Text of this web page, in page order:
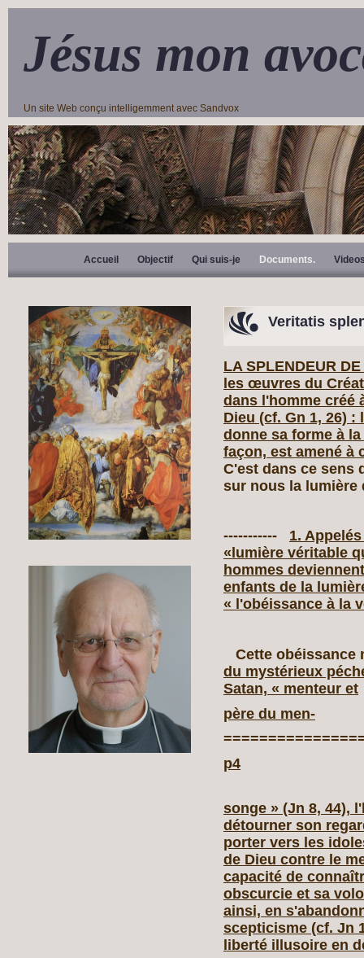
Jésus mon
Un site Web conçu intelligemment avec Sandvox
Accueil Objectif Qui suis-je Documents.
Veritatis
LA SPLENDEUR
les œuvres du
dans l'homme créé
Dieu (cf. Gn 1, 26)
donne sa forme à
façon, est amené à
C'est dans ce sens
sur nous la lumière
----------- 1.
«lumière véritable
hommes
enfants de la
« l'obéissance à la
Cette obéissance
du mystérieux
Satan, « menteur et
père du men-
p4
songe » (Jn 8, 44),
détourner son
porter vers les
de Dieu contre le
capacité de
obscurcie et sa
ainsi, en
scepticisme (cf. Jn
liberté illusoire en